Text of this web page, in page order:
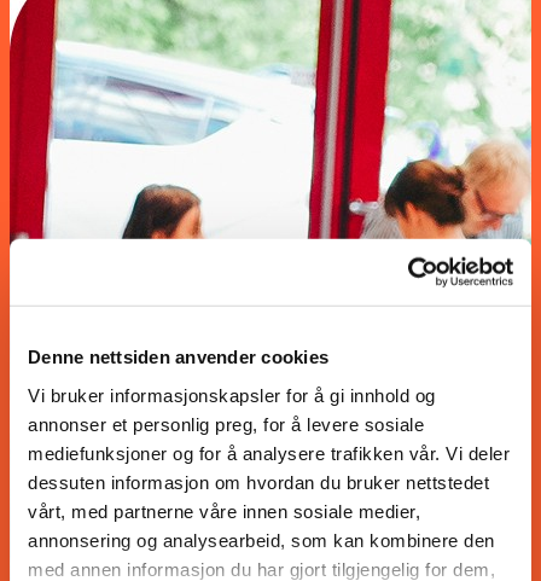
Denne nettsiden anvender cookies
Vi bruker informasjonskapsler for å gi innhold og
annonser et personlig preg, for å levere sosiale
mediefunksjoner og for å analysere trafikken vår. Vi deler
dessuten informasjon om hvordan du bruker nettstedet
vårt, med partnerne våre innen sosiale medier,
annonsering og analysearbeid, som kan kombinere den
med annen informasjon du har gjort tilgjengelig for dem,